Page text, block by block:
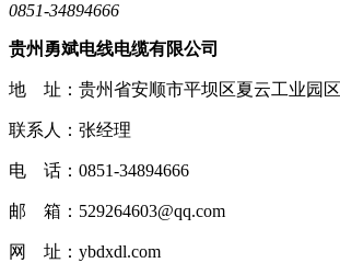
0851-34894666
贵州勇斌电线电缆有限公司
地 址：贵州省安顺市平坝区夏云工业园区
联系人：张经理
电 话：0851-34894666
邮 箱：529264603@qq.com
网 址：ybdxdl.com